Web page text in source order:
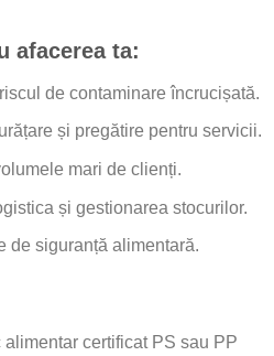
afacerea ta:
de contaminare încrucișată.
și pregătire pentru servicii.
mari de clienți.
și gestionarea stocurilor.
de siguranță alimentară.
certificat PS sau PP